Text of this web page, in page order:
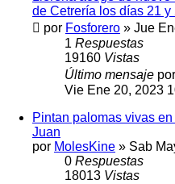
de Cetrería los días 21 y
por Fosforero » Jue
1 Respuestas
19160 Vistas
Último mensaje por
Vie Ene 20, 2023
Pintan palomas vivas
Juan
por MolesKine » Sab
0 Respuestas
18013 Vistas